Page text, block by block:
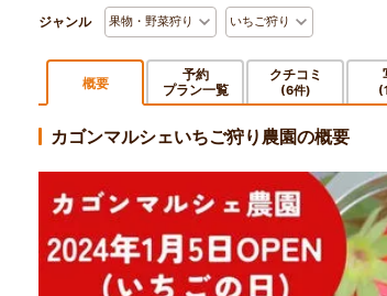
ジャンル 果物・野菜狩り いちご狩り
概要
予約
プラン一覧
クチコミ
(6件)
カゴンマルシェいちご狩り農園の概要